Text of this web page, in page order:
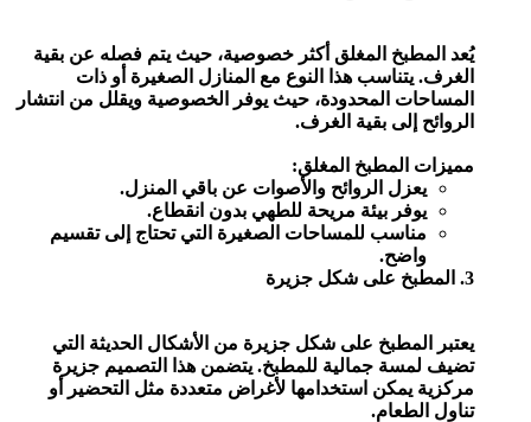
يُعد المطبخ المغلق أكثر خصوصية، حيث يتم فصله عن بقية
الغرف. يتناسب هذا النوع مع المنازل الصغيرة أو ذات
المساحات المحدودة، حيث يوفر الخصوصية ويقلل من انتشار
الروائح إلى بقية الغرف.
مميزات المطبخ المغلق:
يعزل الروائح والأصوات عن باقي المنزل.
يوفر بيئة مريحة للطهي بدون انقطاع.
مناسب للمساحات الصغيرة التي تحتاج إلى تقسيم
واضح.
3. المطبخ على شكل جزيرة
يعتبر المطبخ على شكل جزيرة من الأشكال الحديثة التي
تضيف لمسة جمالية للمطبخ. يتضمن هذا التصميم جزيرة
مركزية يمكن استخدامها لأغراض متعددة مثل التحضير أو
تناول الطعام.